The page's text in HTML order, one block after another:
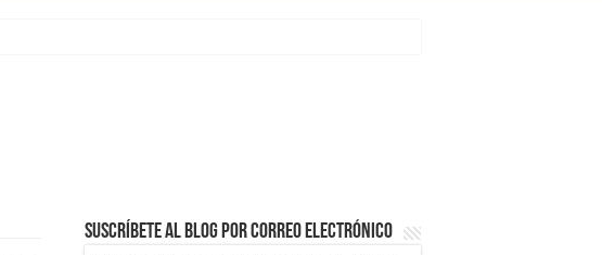
Suscríbete al blog por correo electrónico